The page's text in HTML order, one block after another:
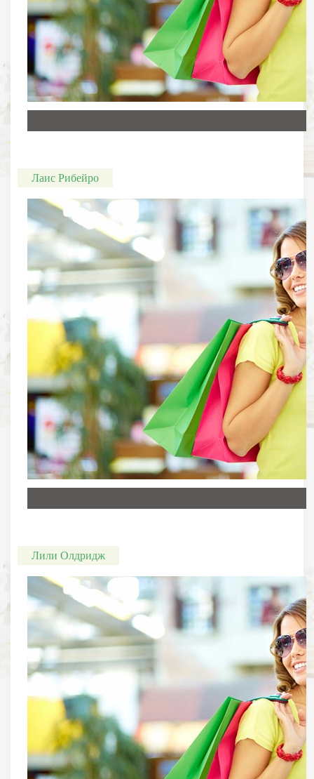
Лаис Рибейро
Лили Олдридж